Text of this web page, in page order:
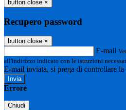
button close ×
Recupero password
button close ×
E-mail
all'indirizzo indicato con le istruzioni
E-mail inviata, si prega di controllare la
Errore
Chiudi